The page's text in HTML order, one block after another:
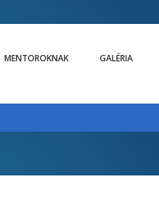
MENTOROKNAK GALÉRIA